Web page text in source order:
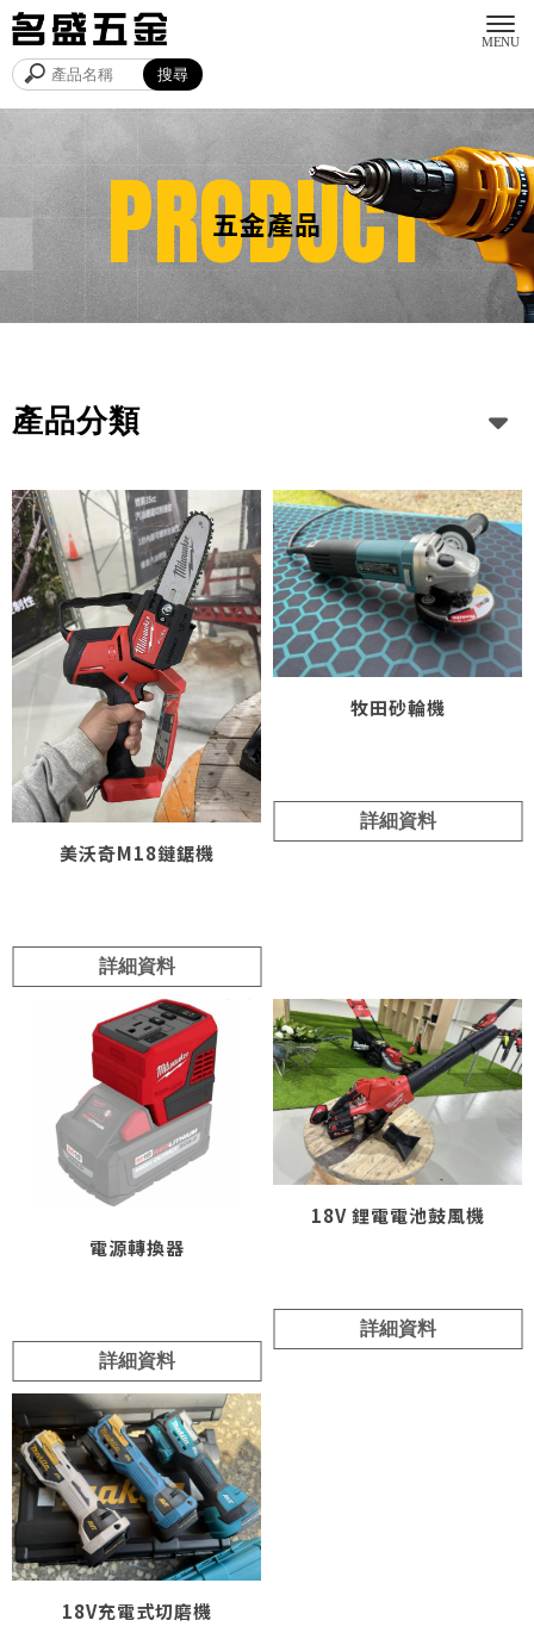
五金產品
產品分類
美沃奇M18鏈鋸機
詳細資料
牧田砂輪機
詳細資料
電源轉換器
詳細資料
18V 鋰電電池鼓風機
詳細資料
18V充電式切磨機